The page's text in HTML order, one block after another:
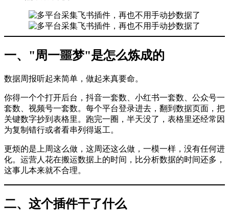
一、"周一噩梦"是怎么炼成的
数据周报听起来简单，做起来真要命。
你得一个个打开后台，抖音一套数、小红书一套数、公众号一
套数、视频号一套数。每个平台登录进去，翻到数据页面，把
关键数字抄到表格里。跑完一圈，半天没了，表格里还经常因
为复制错行或者看串列得返工。
更烦的是上周这么做，这周还这么做，一模一样，没有任何进
化。运营人花在搬运数据上的时间，比分析数据的时间还多，
这事儿本来就不合理。
二、这个插件干了什么